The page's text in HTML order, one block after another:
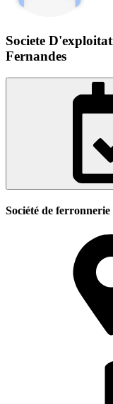
Societe
Fernandes
Société de